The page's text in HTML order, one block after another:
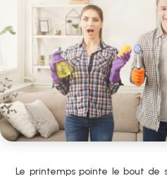
Le printemps pointe le bout de